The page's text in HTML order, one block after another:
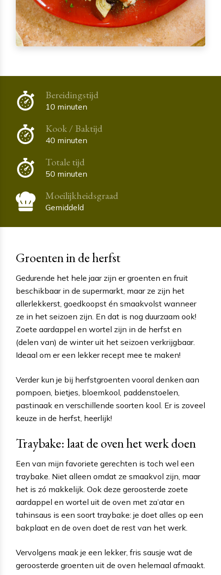
Bereidingstijd
10 minuten
Kook / Baktijd
40 minuten
Totale tijd
50 minuten
Moeilijkheidsgraad
Gemiddeld
Groenten in de herfst
Gedurende het hele jaar zijn er groenten en fruit
beschikbaar in de supermarkt, maar ze zijn het
allerlekkerst, goedkoopst én smaakvolst wanneer
ze in het seizoen zijn. En dat is nog duurzaam ook!
Zoete aardappel en wortel zijn in de herfst en
(delen van) de winter uit het seizoen verkrijgbaar.
Ideaal om er een lekker recept mee te maken!
Verder kun je bij herfstgroenten vooral denken aan
pompoen, bietjes, bloemkool, paddenstoelen,
pastinaak en verschillende soorten kool. Er is zoveel
keuze in de herfst, heerlijk!
Traybake: laat de oven het werk doen
Een van mijn favoriete gerechten is toch wel een
traybake. Niet alleen omdat ze smaakvol zijn, maar
het is zó makkelijk. Ook deze geroosterde zoete
aardappel en wortel uit de oven met za’atar en
tahinsaus is een soort traybake: je doet alles op een
bakplaat en de oven doet de rest van het werk.
Vervolgens maak je een lekker, fris sausje wat de
geroosterde groenten uit de oven helemaal afmaakt.